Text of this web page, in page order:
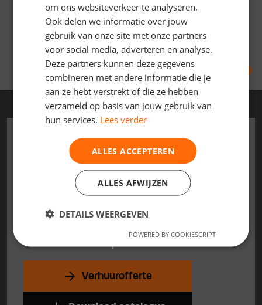
Vraag een offerte aan!
In een paar eenvoudige stappen kunt u
vrijblijvend een offerte aanvragen. Meer
weten over onze bikes, de
contact met ons op!
arrow_forward Verhuurofferte
om ons websiteverkeer te analyseren.
Ook delen we informatie over jouw
gebruik van onze site met onze partners
voor social media, adverteren en analyse.
Deze partners kunnen deze gegevens
combineren met andere informatie die je
aan ze hebt verstrekt of die ze hebben
verzameld op basis van jouw gebruik van
hun services. Lees verder
ALLES ACCEPTEREN
ALLES AFWIJZEN
DETAILS WEERGEVEN
POWERED BY COOKIESCRIPT